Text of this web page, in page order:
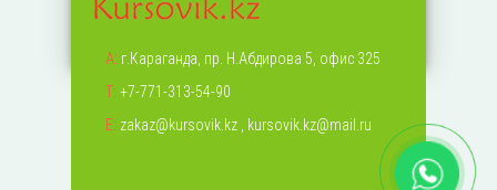
А: г.Караганда, пр. Н.Абдирова 5, офис 325
Т: +7-771-313-54-90
Е: zakaz@kursovik.kz , kursovik.kz@mail.ru